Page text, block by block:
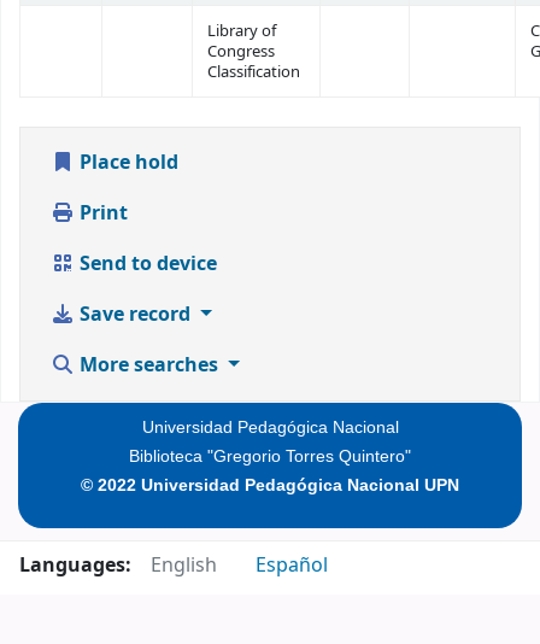
Library of
Congress
Classification
Place hold
Print
Send to device
Save record
More searches
Universidad Pedagógica Nacional
Biblioteca "Gregorio Torres Quintero"
© 2022 Universidad Pedagógica Nacional UPN
Languages: English Español